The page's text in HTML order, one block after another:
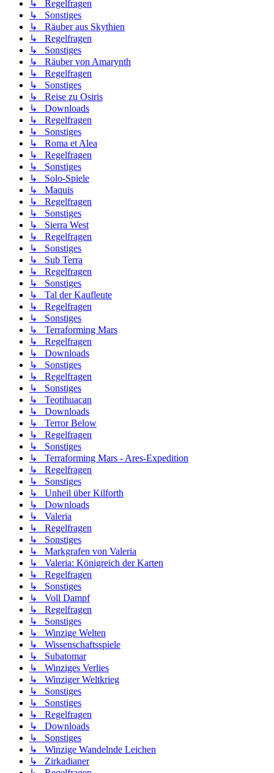
↳ Regelfragen
↳ Sonstiges
↳ Räuber aus Skythien
↳ Regelfragen
↳ Sonstiges
↳ Räuber von Amarynth
↳ Regelfragen
↳ Sonstiges
↳ Reise zu Osiris
↳ Downloads
↳ Regelfragen
↳ Sonstiges
↳ Roma et Alea
↳ Regelfragen
↳ Sonstiges
↳ Solo-Spiele
↳ Maquis
↳ Regelfragen
↳ Sonstiges
↳ Sierra West
↳ Regelfragen
↳ Sonstiges
↳ Sub Terra
↳ Regelfragen
↳ Sonstiges
↳ Tal der Kaufleute
↳ Regelfragen
↳ Sonstiges
↳ Terraforming Mars
↳ Regelfragen
↳ Downloads
↳ Sonstiges
↳ Regelfragen
↳ Sonstiges
↳ Teotihuacan
↳ Downloads
↳ Terror Below
↳ Regelfragen
↳ Sonstiges
↳ Terraforming Mars - Ares-Expedition
↳ Regelfragen
↳ Sonstiges
↳ Unheil über Kilforth
↳ Downloads
↳ Valeria
↳ Regelfragen
↳ Sonstiges
↳ Markgrafen von Valeria
↳ Valeria: Königreich der Karten
↳ Regelfragen
↳ Sonstiges
↳ Voll Dampf
↳ Regelfragen
↳ Sonstiges
↳ Winzige Welten
↳ Wissenschaftsspiele
↳ Subatomar
↳ Winziges Verlies
↳ Winziger Weltkrieg
↳ Sonstiges
↳ Sonstiges
↳ Regelfragen
↳ Downloads
↳ Sonstiges
↳ Winzige Wandelnde Leichen
↳ Zirkadianer